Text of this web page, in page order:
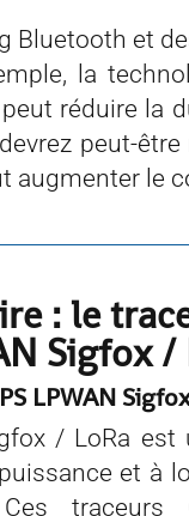
Bluetooth et
la
réduire la
peut-
augmenter le
: le
Sigfox /
LPWAN
/ LoRa
et à